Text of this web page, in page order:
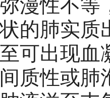
漫性不
的肺实质
可出现
质性或肺